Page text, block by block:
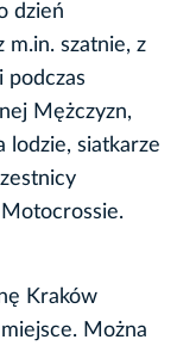
dzień
m.in. szatnie, z
podczas
Mężczyzn,
lodzie, siatkarze
Kraków
Można